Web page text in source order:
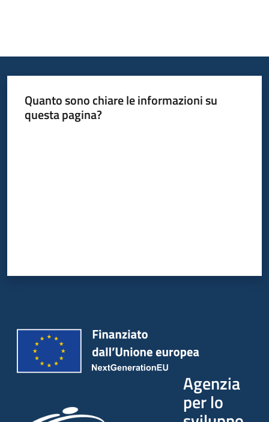
Quanto sono chiare le informazioni su
questa pagina?
Agenzia
per lo